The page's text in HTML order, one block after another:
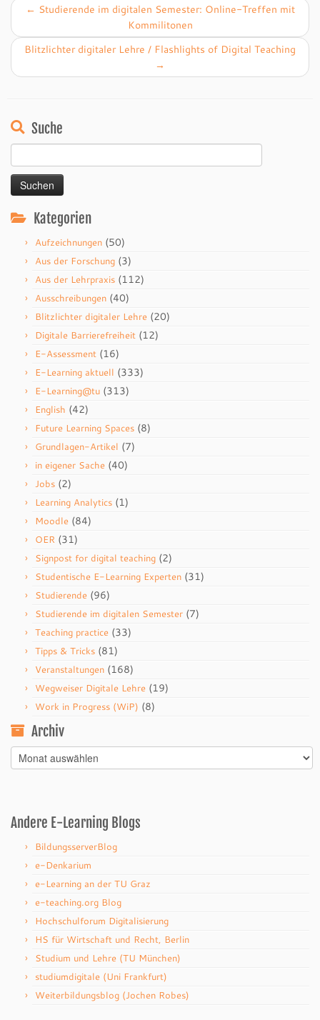
← Studierende im digitalen Semester: Online-Treffen mit
Kommilitonen
Blitzlichter digitaler Lehre / Flashlights of Digital Teaching
→
Suche
nach:
Kategorien
Aufzeichnungen (50)
Aus der Forschung (3)
Aus der Lehrpraxis (112)
Ausschreibungen (40)
Blitzlichter digitaler Lehre (20)
Digitale Barrierefreiheit (12)
E-Assessment (16)
E-Learning aktuell (333)
E-Learning@tu (313)
English (42)
Future Learning Spaces (8)
Grundlagen-Artikel (7)
in eigener Sache (40)
Jobs (2)
Learning Analytics (1)
Moodle (84)
OER (31)
Signpost for digital teaching (2)
Studentische E-Learning Experten (31)
Studierende (96)
Studierende im digitalen Semester (7)
Teaching practice (33)
Tipps & Tricks (81)
Veranstaltungen (168)
Wegweiser Digitale Lehre (19)
Work in Progress (WiP) (8)
Archiv
Archiv
Andere E-Learning Blogs
BildungsserverBlog
e-Denkarium
e-Learning an der TU Graz
e-teaching.org Blog
Hochschulforum Digitalisierung
HS für Wirtschaft und Recht, Berlin
Studium und Lehre (TU München)
studiumdigitale (Uni Frankfurt)
Weiterbildungsblog (Jochen Robes)